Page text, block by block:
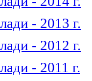
- 2013 г.
- 2012 г.
- 2011 г.